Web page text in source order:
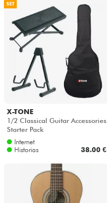
SET
X-TONE
1/2 Classical Guitar Accessories
Starter Pack
Internet
Historias
38.00 €